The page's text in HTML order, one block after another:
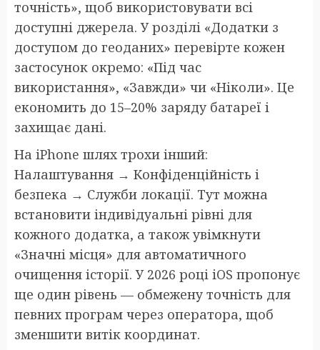
точність», щоб використовувати всі
доступні джерела. У розділі «Додатки з
доступом до геоданих» перевірте кожен
застосунок окремо: «Під час
використання», «Завжди» чи «Ніколи». Це
економить до 15–20% заряду батареї і
захищає дані.
На iPhone шлях трохи інший:
Налаштування → Конфіденційність і
безпека → Служби локації. Тут можна
встановити індивідуальні рівні для
кожного додатка, а також увімкнути
«Значні місця» для автоматичного
очищення історії. У 2026 році iOS пропонує
ще один рівень — обмежену точність для
певних програм через оператора, щоб
зменшити витік координат.